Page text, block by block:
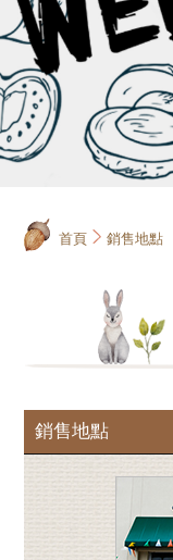
首頁 銷售地點
銷售地點